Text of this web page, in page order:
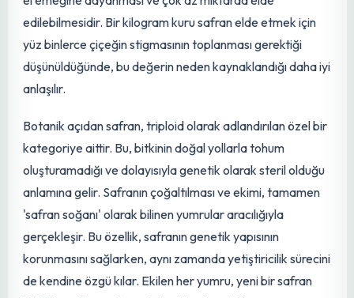
bitkisidir. Yeşil yapraklarıyla birlikte açan bu çiçekler,
aslında dünyanın en pahalı baharatının kaynağıdır.
Safranın bu denli yüksek bir değere sahip olmasının temel
sebebi, yetiştirilme sürecinin zorluğu, hasadının tamamen
edilebilmesidir. Bir kilogram kuru safran elde etmek için
yüz binlerce çiçeğin stigmasının toplanması gerektiği
düşünüldüğünde, bu değerin neden kaynaklandığı daha iyi
anlaşılır.
Botanik açıdan safran, triploid olarak adlandırılan özel bir
kategoriye aittir. Bu, bitkinin doğal yollarla tohum
oluşturamadığı ve dolayısıyla genetik olarak steril olduğu